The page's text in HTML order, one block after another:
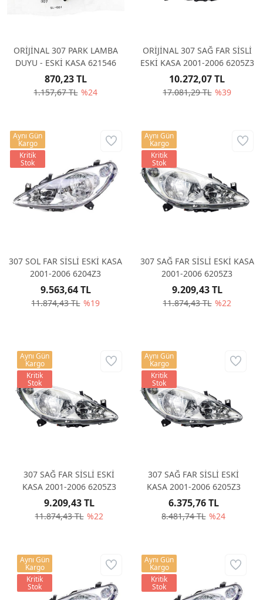
ORİJİNAL 307 PARK LAMBA
DUYU - ESKİ KASA 621546
1.157,67 TL %24
870,23 TL
ORİJİNAL 307 SAĞ FAR SİSLİ
ESKİ KASA 2001-2006 6205Z3
17.081,29 TL %39
10.272,07 TL
307 SOL FAR SİSLİ ESKİ KASA
2001-2006 6204Z3
11.874,43 TL %19
9.563,64 TL
Aynı Gün
Kargo
Kritik
Stok
307 SAĞ FAR SİSLİ ESKİ KASA
2001-2006 6205Z3
11.874,43 TL %22
9.209,43 TL
Aynı Gün
Kargo
Kritik
Stok
307 SAĞ FAR SİSLİ ESKİ
KASA 2001-2006 6205Z3
11.874,43 TL %22
9.209,43 TL
Aynı Gün
Kargo
Kritik
Stok
307 SAĞ FAR SİSLİ ESKİ
KASA 2001-2006 6205Z3
8.481,74 TL %24
6.375,76 TL
Aynı Gün
Kargo
Kritik
Stok
Aynı Gün
Kargo
Kritik
Stok
Aynı Gün
Kargo
Kritik
Stok